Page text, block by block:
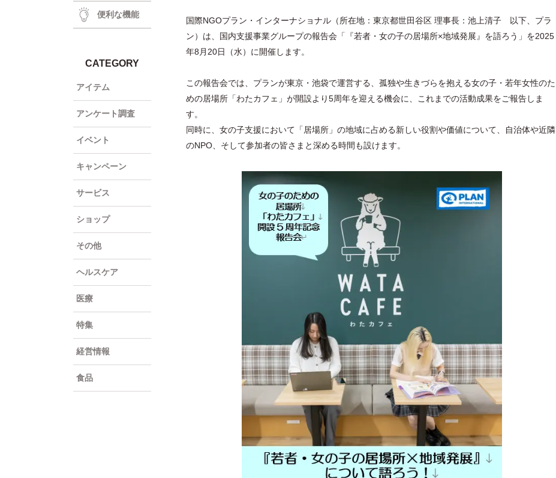
便利な機能
CATEGORY
アイテム
アンケート調査
イベント
キャンペーン
サービス
ショップ
その他
ヘルスケア
医療
特集
経営情報
食品
国際NGOプラン・インターナショナル（所在地：東京都世田谷区 理事長：池上清子 以下、プラ
ン）は、国内支援事業グループの報告会「『若者・女の子の居場所×地域発展』を語ろう」を2025
年8月20日（水）に開催します。
この報告会では、プランが東京・池袋で運営する、孤独や生きづらを抱える女の子・若年女性のた
めの居場所「わたカフェ」が開設より5周年を迎える機会に、これまでの活動成果をご報告しま
す。
同時に、女の子支援において「居場所」の地域に占める新しい役割や価値について、自治体や近隣
のNPO、そして参加者の皆さまと深める時間も設けます。